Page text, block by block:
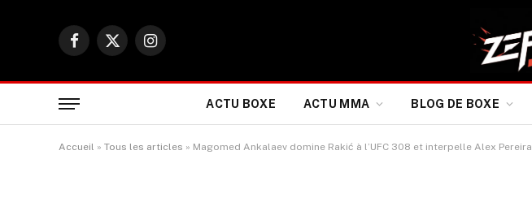
Facebook
X
Instagram
ACTU BOXE ACTU MMA BLOG DE BOXE
Accueil » Tous les articles » Magomed Ankalaev domine Rakić à l’UFC 308 et interpelle Alex Pereira